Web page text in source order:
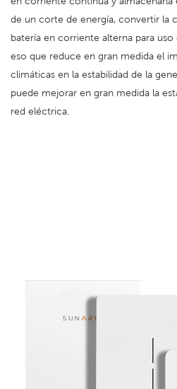
de un corte de energía, convertir la
batería en corriente alterna para uso
eso que reduce en gran medida el
climáticas en la estabilidad de la
puede mejorar en gran medida la
red eléctrica.